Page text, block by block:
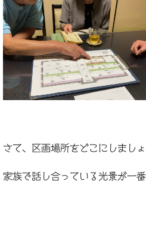
さて、区画場所をどこにしまし
家族で話し合っている光景が一